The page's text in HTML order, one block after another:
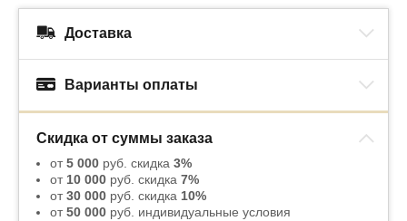
Доставка
Варианты оплаты
Скидка от суммы заказа
от5 000 руб. скидка 3%
от 10 000 руб. скидка 7%
от30 000 руб. скидка 10%
от50 000 руб. индивидуальные условия